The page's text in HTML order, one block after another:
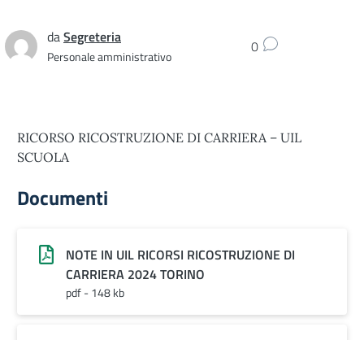
daSegreteria
Personale amministrativo 0
RICORSO RICOSTRUZIONE DI CARRIERA – UIL
SCUOLA
Documenti
NOTE IN UIL RICORSI RICOSTRUZIONE DI
CARRIERA 2024 TORINO
pdf - 148 kb